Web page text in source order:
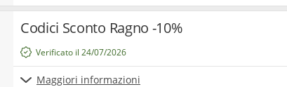
Codici Sconto Ragno -10%
Maggiori informazioni
Verificato il 24/07/2026